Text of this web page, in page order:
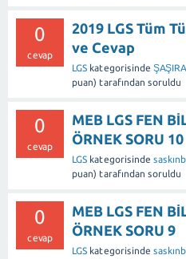
0
cevap
2019 LGS Tüm
ve Cevap
LGS kategorisinde
puan) tarafından soruldu
0
cevap
MEB LGS FEN
ÖRNEK SORU 10
LGS kategorisinde
puan) tarafından soruldu
0
cevap
MEB LGS FEN
ÖRNEK SORU 9
LGS kategorisinde